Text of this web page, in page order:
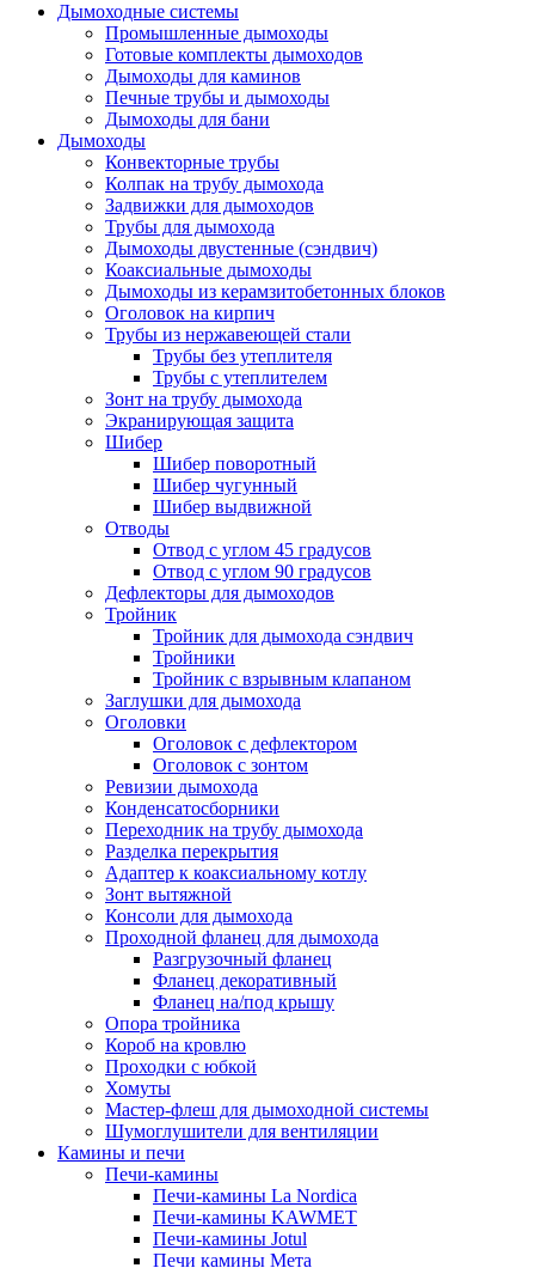
Дымоходные системы
Промышленные дымоходы
Готовые комплекты дымоходов
Дымоходы для каминов
Печные трубы и дымоходы
Дымоходы для бани
Дымоходы
Конвекторные трубы
Колпак на трубу дымохода
Задвижки для дымоходов
Трубы для дымохода
Дымоходы двустенные (сэндвич)
Коаксиальные дымоходы
Дымоходы из керамзитобетонных блоков
Оголовок на кирпич
Трубы из нержавеющей стали
Трубы без утеплителя
Трубы с утеплителем
Зонт на трубу дымохода
Экранирующая защита
Шибер
Шибер поворотный
Шибер чугунный
Шибер выдвижной
Отводы
Отвод с углом 45 градусов
Отвод с углом 90 градусов
Дефлекторы для дымоходов
Тройник
Тройник для дымохода сэндвич
Тройники
Тройник с взрывным клапаном
Заглушки для дымохода
Оголовки
Оголовок с дефлектором
Оголовок с зонтом
Ревизии дымохода
Конденсатосборники
Переходник на трубу дымохода
Разделка перекрытия
Адаптер к коаксиальному котлу
Зонт вытяжной
Консоли для дымохода
Проходной фланец для дымохода
Разгрузочный фланец
Фланец декоративный
Фланец на/под крышу
Опора тройника
Короб на кровлю
Проходки с юбкой
Хомуты
Мастер-флеш для дымоходной системы
Шумоглушители для вентиляции
Камины и печи
Печи-камины
Печи-камины La Nordica
Печи-камины KAWMET
Печи-камины Jotul
Печи камины Мета